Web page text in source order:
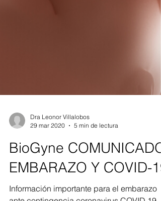
29 mar 2020
5 min de lectura
BioGyne COMUNICADO:
EMBARAZO Y COVID-19